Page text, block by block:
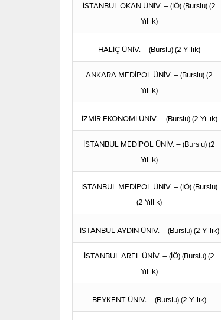
İSTANBUL OKAN ÜNİV. – (İÖ) (Burslu) (2
Yıllık)
HALİÇ ÜNİV. – (Burslu) (2 Yıllık)
ANKARA MEDİPOL ÜNİV. – (Burslu) (2
Yıllık)
İZMİR EKONOMİ ÜNİV. – (Burslu) (2 Yıllık)
İSTANBUL MEDİPOL ÜNİV. – (Burslu) (2
Yıllık)
İSTANBUL MEDİPOL ÜNİV. – (İÖ) (Burslu)
(2 Yıllık)
İSTANBUL AYDIN ÜNİV. – (Burslu) (2 Yıllık)
İSTANBUL AREL ÜNİV. – (İÖ) (Burslu) (2
Yıllık)
BEYKENT ÜNİV. – (Burslu) (2 Yıllık)